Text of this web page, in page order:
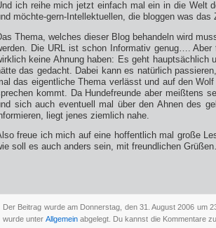
ich reihe mich jetzt einfach mal ein in die Welt
möchte-gern-Intellektuellen, die bloggen was das
Thema, welches dieser Blog behandeln wird
Die URL ist schon Informativ genug…. Aber
keine Ahnung haben: Es geht
das gedacht. Dabei kann es natürlich
das eigentliche Thema verlässt und auf den
kommt. Da Hundefreunde aber meißtens
sich auch eventuell mal über den Ahnen des
liegt jenes ziemlich nahe.
freue ich mich auf eine hoffentlich mal große
soll es auch anders sein, mit freundlichen
Der Beitrag wurde am Donnerstag, den 31. August 2006 um
wurde unter Allgemeinabgelegt. Du kannst die Kommentare